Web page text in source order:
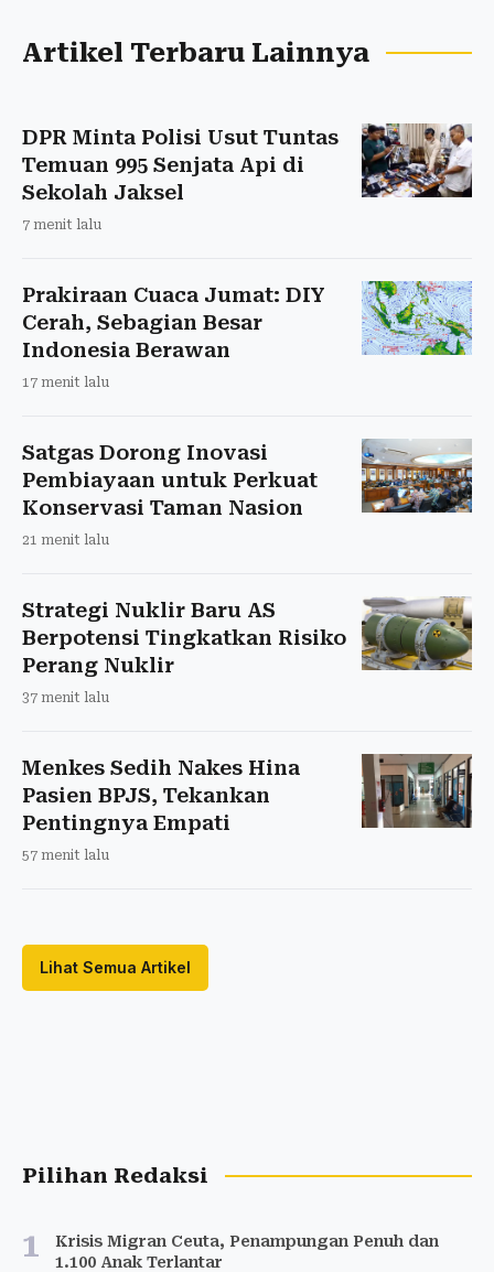
Artikel Terbaru Lainnya
DPR Minta Polisi Usut Tuntas
Temuan 995 Senjata Api di
Sekolah Jaksel
7 menit lalu
Prakiraan Cuaca Jumat: DIY
Cerah, Sebagian Besar
Indonesia Berawan
17 menit lalu
Satgas Dorong Inovasi
Pembiayaan untuk Perkuat
Konservasi Taman Nasion
21 menit lalu
Strategi Nuklir Baru AS
Berpotensi Tingkatkan Risiko
Perang Nuklir
37 menit lalu
Menkes Sedih Nakes Hina
Pasien BPJS, Tekankan
Pentingnya Empati
57 menit lalu
Lihat Semua Artikel
Pilihan Redaksi
1
Krisis Migran Ceuta, Penampungan Penuh dan
1.100 Anak Terlantar